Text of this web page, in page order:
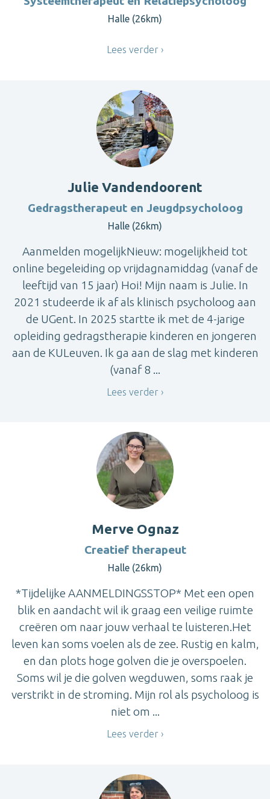
Halle (26km)
Lees verder
Julie Vandendoorent
Gedragstherapeut en Jeugdpsycholoog
Halle (26km)
Aanmelden mogelijkNieuw: mogelijkheid tot
online begeleiding op vrijdagnamiddag (vanaf de
leeftijd van 15 jaar) Hoi! Mijn naam is Julie. In
2021 studeerde ik af als klinisch psycholoog aan
de UGent. In 2025 startte ik met de 4-jarige
opleiding gedragstherapie kinderen en jongeren
aan de KULeuven. Ik ga aan de slag met kinderen
(vanaf 8 ...
Lees verder
Merve Ognaz
Creatief therapeut
Halle (26km)
*Tijdelijke AANMELDINGSSTOP* Met een open
blik en aandacht wil ik graag een veilige ruimte
creëren om naar jouw verhaal te luisteren.Het
leven kan soms voelen als de zee. Rustig en kalm,
en dan plots hoge golven die je overspoelen.
Soms wil je die golven wegduwen, soms raak je
verstrikt in de stroming. Mijn rol als psycholoog is
niet om ...
Lees verder